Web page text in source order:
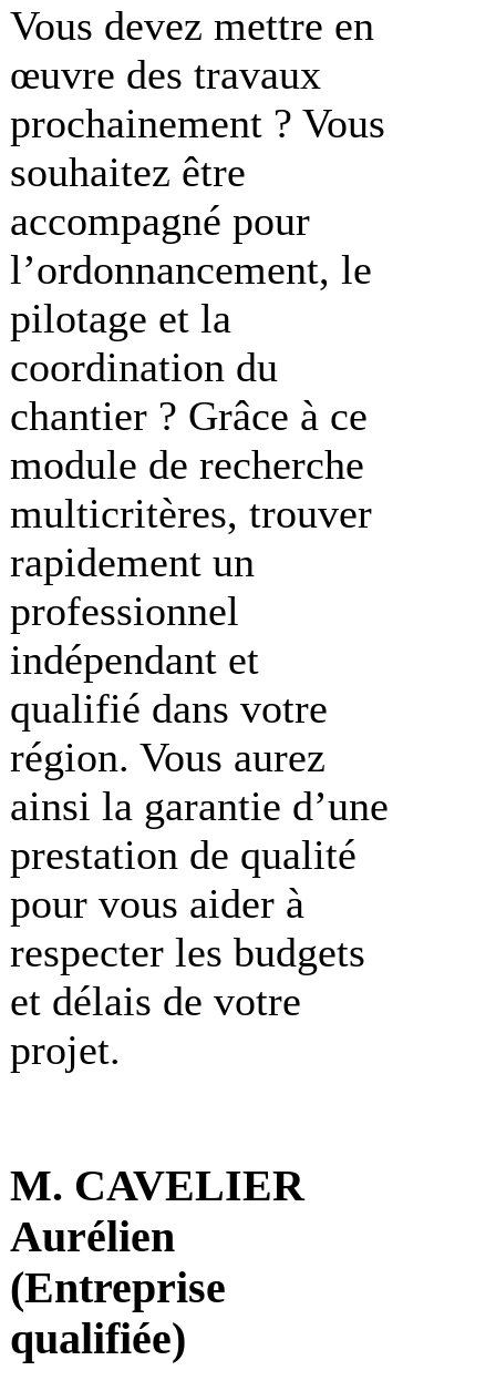
Vous devez mettre en
œuvre des travaux
prochainement ? Vous
souhaitez être
accompagné pour
l’ordonnancement, le
pilotage et la
coordination du
chantier ? Grâce à ce
module de recherche
multicritères, trouver
rapidement un
professionnel
indépendant et
qualifié dans votre
région. Vous aurez
ainsi la garantie d’une
prestation de qualité
pour vous aider à
respecter les budgets
et délais de votre
projet.
M. CAVELIER
Aurélien
(Entreprise
qualifiée)